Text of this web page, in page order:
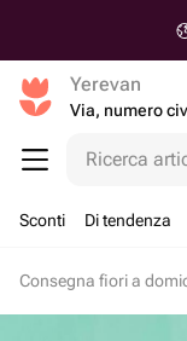
Yerevan
Via, numero
Ricerca
Sconti Di tendenza
Consegna fiori a